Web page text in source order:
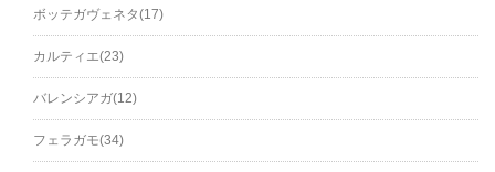
ボッテガヴェネタ(17)
カルティエ(23)
バレンシアガ(12)
フェラガモ(34)